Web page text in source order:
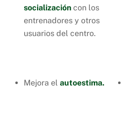
socialización con los
entrenadores y otros
usuarios del centro.
Mejora el autoestima.